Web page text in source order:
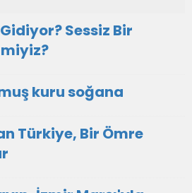
Sessiz Bir
kuru soğana
Türkiye, Bir Ömre